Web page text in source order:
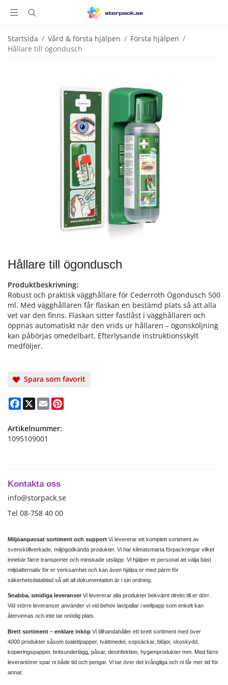
Startsida / Vård & första hjälpen / Första hjälpen /
Hållare till ögondusch
Hållare till ögondusch
Produktbeskrivning:
Robust och praktisk vägghållare för Cederroth Ögondusch 500
ml. Med vägghållaren får flaskan en bestämd plats så att alla
vet var den finns. Flaskan sitter fastlåst i vägghållaren och
öppnas automatiskt när den vrids ur hållaren – ögonsköljning
kan påbörjas omedelbart. Efterlysande instruktionsskylt
medföljer.
Spara som favorit
Facebook
X Email
Artikelnummer:
1095109001
Kontakta oss
info@storpack.se
Tel 08-758 40 00
Miljöanpassat sortiment och support Vi levererar ett komplett sortiment av
svensktillverkade, miljögodkända produkter. Vi har klimatsmarta förpackningar vilket
innebär färre transporter och minskade utsläpp. Vi hjälper er personal att välja bäst
miljöalternativ för er verksamhet och kan även hjälpa er med pärm för
säkerhetsdatablad så att all dokumentation är i sin ordning.
Snabba, smidiga leveranser Vi levererar alla produkter bekvämt direkt till er dörr.
Vid större leveranser använder vi vid behov lastpallar i wellpapp som enkelt kan
återvinnas och inte tar onödig plats.
Brett sortiment – enklare inköp Vi tillhandahåller ett brett sortiment med över
4000 produkter såsom toalettpapper, tvättmedel, sopsäckar, blöjor, skoskydd,
kopieringspapper, britsunderlägg, påsar, desinfektion, hygienprodukter mm. Med färre
leverantörer spar ni både tid och pengar. Vi tar över det krångliga och ni får mer tid för
annat.